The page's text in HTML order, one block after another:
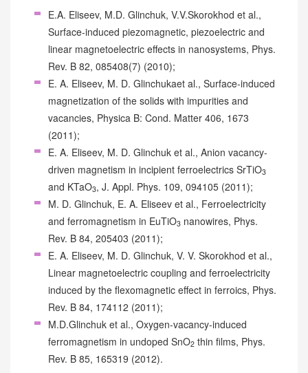
E.A. Eliseev, M.D. Glinchuk, V.V.Skorokhod et al.,
Surface-induced piezomagnetic, piezoelectric and
linear magnetoelectric effects in nanosystems, Phys.
Rev. B 82, 085408(7) (2010);
E. A. Eliseev, M. D. Glinchukaet al., Surface-induced
magnetization of the solids with impurities and
vacancies, Physica B: Cond. Matter 406, 1673
(2011);
E. A. Eliseev, M. D. Glinchuk et al., Anion vacancy-
driven magnetism in incipient ferroelectrics SrTiO3
and KTaO3, J. Appl. Phys. 109, 094105 (2011);
M. D. Glinchuk, E. A. Eliseev et al., Ferroelectricity
and ferromagnetism in EuTiO3 nanowires, Phys.
Rev. B 84, 205403 (2011);
E. A. Eliseev, M. D. Glinchuk, V. V. Skorokhod et al.,
Linear magnetoelectric coupling and ferroelectricity
induced by the flexomagnetic effect in ferroics, Phys.
Rev. B 84, 174112 (2011);
M.D.Glinchuk et al., Oxygen-vacancy-induced
ferromagnetism in undoped SnO2 thin films, Phys.
Rev. B 85, 165319 (2012).